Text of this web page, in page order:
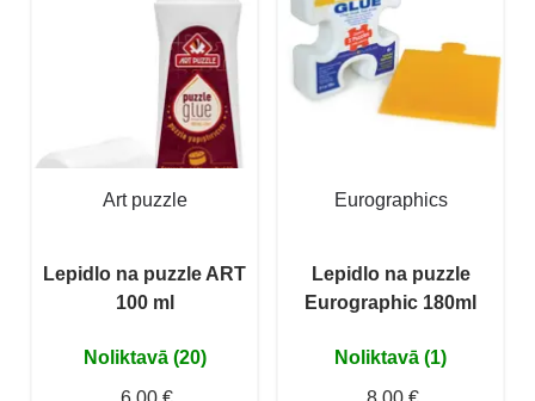
Art puzzle
Lepidlo na puzzle ART
100 ml
Noliktavā (20)
Eurographics
Lepidlo na puzzle
Eurographic 180ml
Noliktavā (1)